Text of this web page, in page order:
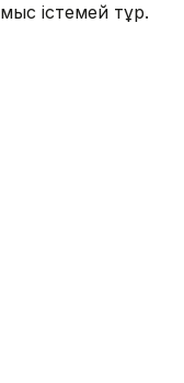
істемей тұр.